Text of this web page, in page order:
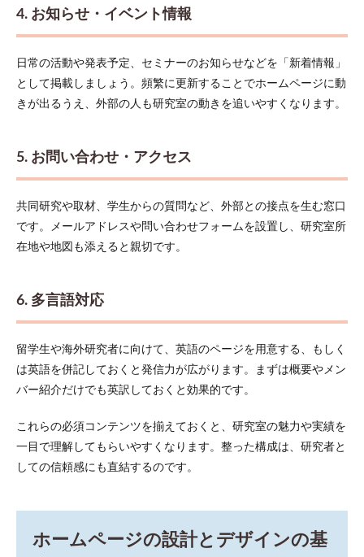
うべ
きキ
ーワ
と
は？
7.2
解析
でホ
ーム
ジの
改善
を続
けよ
8
セキ
ュリ
と信
頼性
の確
保
9
まと
め
4. お知らせ・イベント情報
日常の活動や発表予定、セミナーのお知らせなどを「新着情報」
として掲載しましょう。頻繁に更新することでホームページに動
きが出るうえ、外部の人も研究室の動きを追いやすくなります。
5. お問い合わせ・アクセス
共同研究や取材、学生からの質問など、外部との接点を生む窓口
です。メールアドレスや問い合わせフォームを設置し、研究室所
在地や地図も添えると親切です。
6. 多言語対応
留学生や海外研究者に向けて、英語のページを用意する、もしく
は英語を併記しておくと発信力が広がります。まずは概要やメン
バー紹介だけでも英訳しておくと効果的です。
これらの必須コンテンツを揃えておくと、研究室の魅力や実績を
一目で理解してもらいやすくなります。整った構成は、研究者と
しての信頼感にも直結するのです。
ホームページの設計とデザインの基